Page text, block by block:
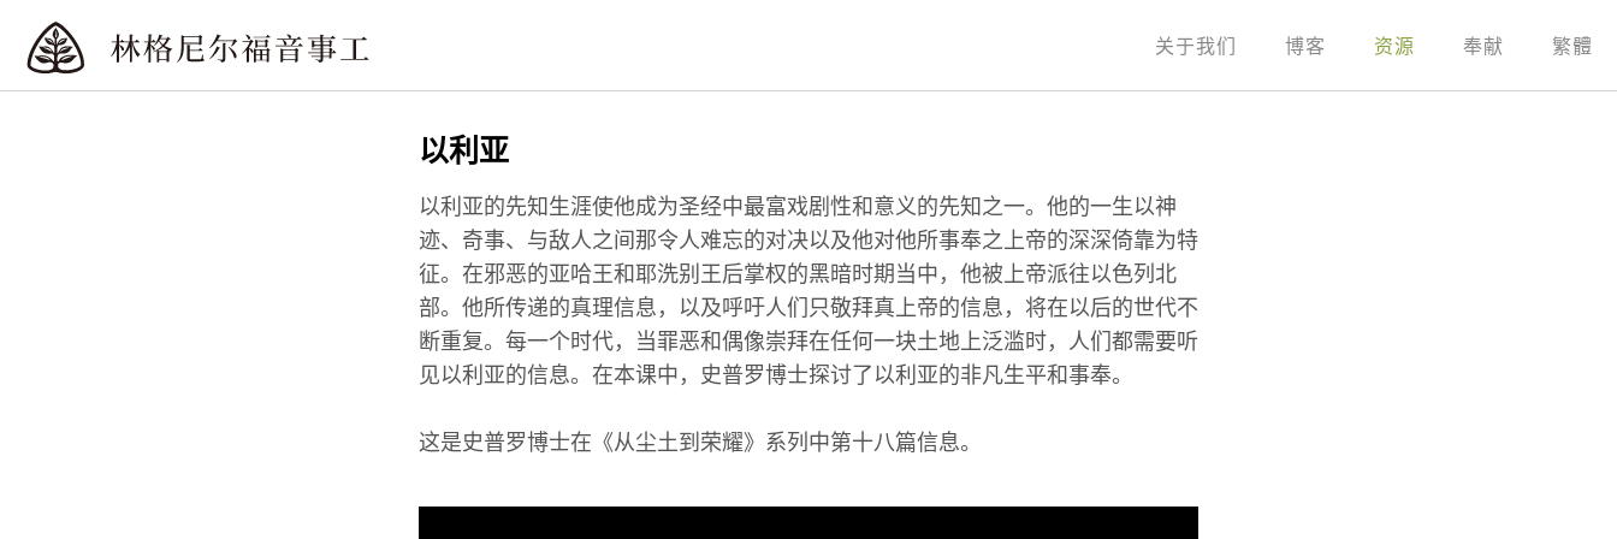
关于我们 博客 资源 奉献 繁體
以利亚
以利亚的先知生涯使他成为圣经中最富戏剧性和意义的先知之一。他的一生以神
迹、奇事、与敌人之间那令人难忘的对决以及他对他所事奉之上帝的深深倚靠为特
征。在邪恶的亚哈王和耶洗别王后掌权的黑暗时期当中，他被上帝派往以色列北
部。他所传递的真理信息，以及呼吁人们只敬拜真上帝的信息，将在以后的世代不
断重复。每一个时代，当罪恶和偶像崇拜在任何一块土地上泛滥时，人们都需要听
见以利亚的信息。在本课中，史普罗博士探讨了以利亚的非凡生平和事奉。
这是史普罗博士在《从尘土到荣耀》系列中第十八篇信息。